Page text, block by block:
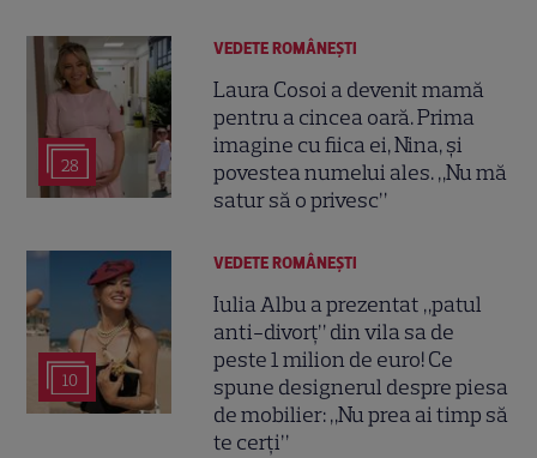
28
VEDETE ROMÂNEŞTI
Laura Cosoi a devenit mamă
pentru a cincea oară. Prima
imagine cu fiica ei, Nina, și
povestea numelui ales. „Nu mă
satur să o privesc”
10
VEDETE ROMÂNEŞTI
Iulia Albu a prezentat „patul
anti-divorț” din vila sa de
peste 1 milion de euro! Ce
spune designerul despre piesa
de mobilier: „Nu prea ai timp să
te cerți”